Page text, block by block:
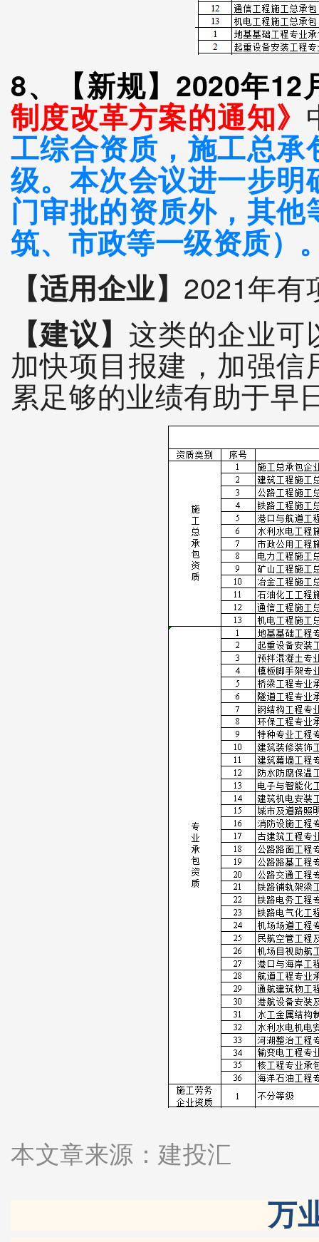
8、【新规】2020年12
制度改革方案的通知》
工综合资质，施工总
级。本次会议进一步
门审批的资质外，其
筑、市政等一级资质）
【适用企业】 2021年有
【建议】 这类的企业可
加快项目报建，加强
累足够的业绩有助于早
本文章来源： 建投汇
万